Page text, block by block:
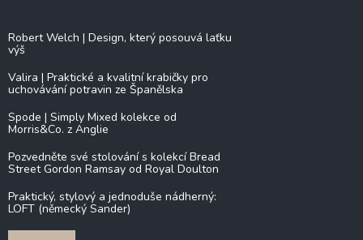
Robert Welch | Design, který posouvá laťku
výš
Valira | Praktické a kvalitní krabičky pro
uchovávání potravin ze Španělska
Spode | Simply Mixed kolekce od
Morris&Co. z Anglie
Pozvedněte své stolování s kolekcí Bread
Street Gordon Ramsay od Royal Doulton
Praktický, stylový a jednoduše nádherný:
LOFT (německý Sander)